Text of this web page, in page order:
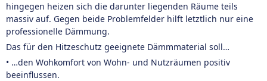
hingegen heizen sich die darunter liegenden Räume teils
massiv auf. Gegen beide Problemfelder hilft letztlich nur eine
professionelle Dämmung.
Das für den Hitzeschutz geeignete Dämmmaterial soll…
• …den Wohkomfort von Wohn- und Nutzräumen positiv
beeinflussen.